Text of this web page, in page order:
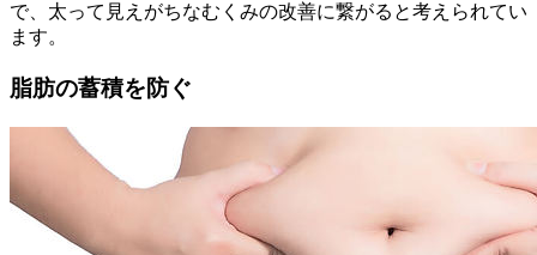
で、太って見えがちなむくみの改善に繋がると考えられてい
ます。
脂肪の蓄積を防ぐ